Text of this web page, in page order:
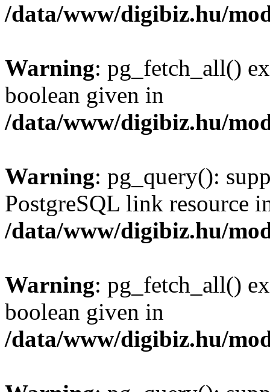
/data/www/digibiz.hu/
Warning: pg_fetch_all()
boolean given in
/data/www/digibiz.hu/
Warning: pg_query():
PostgreSQL link resource
/data/www/digibiz.hu/
Warning: pg_fetch_all()
boolean given in
/data/www/digibiz.hu/